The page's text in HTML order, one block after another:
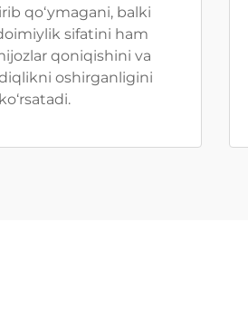
qo‘ymagani, balki
sifatini ham
qoniqishini va
oshirganligini
ko‘rsatadi.